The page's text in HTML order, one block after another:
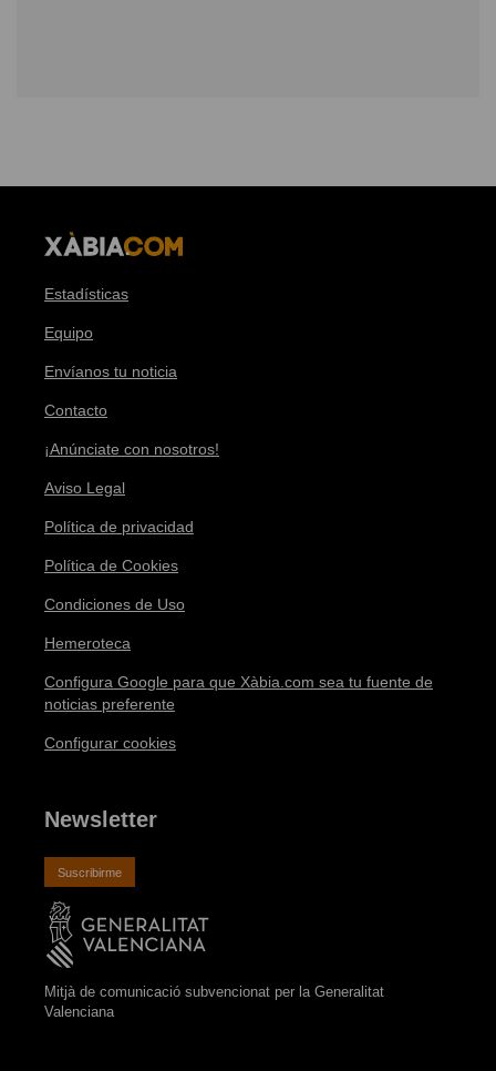
Estadísticas
Equipo
Envíanos tu noticia
Contacto
¡Anúnciate con nosotros!
Aviso Legal
Política de privacidad
Política de Cookies
Condiciones de Uso
Hemeroteca
Configura Google para que Xàbia.com sea tu fuente de
noticias preferente
Configurar cookies
Newsletter
Suscribirme
Mitjà de comunicació subvencionat per la Generalitat
Valenciana